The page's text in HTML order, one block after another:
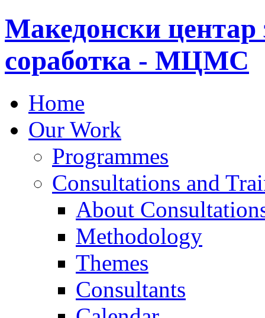
Македонски центар
соработка - МЦМС
Home
Our Work
Programmes
Consultations and
About
Methodology
Themes
Consultants